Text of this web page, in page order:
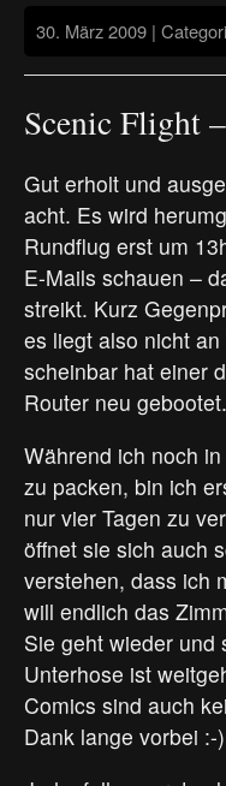
30. März 2009 |
Scenic Flight
Gut erholt und
acht. Es wird
Rundflug erst um
E-Mails schauen –
streikt. Kurz
es liegt also nicht
scheinbar hat einer
Router neu gebootet.
Während ich noch
zu packen, bin ich
nur vier Tagen zu
öffnet sie sich auch
verstehen, dass ich
will endlich das
Sie geht wieder und
Unterhose ist
Comics sind auch
Dank lange vorbei :-)